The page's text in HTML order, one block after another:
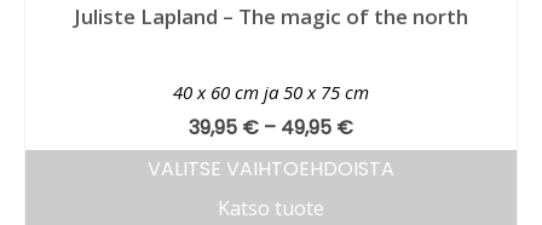
Juliste Lapland – The magic of the north
40 x 60 cm ja 50 x 75 cm
39,95 € – 49,95 €
VALITSE VAIHTOEHDOISTA
Katso tuote